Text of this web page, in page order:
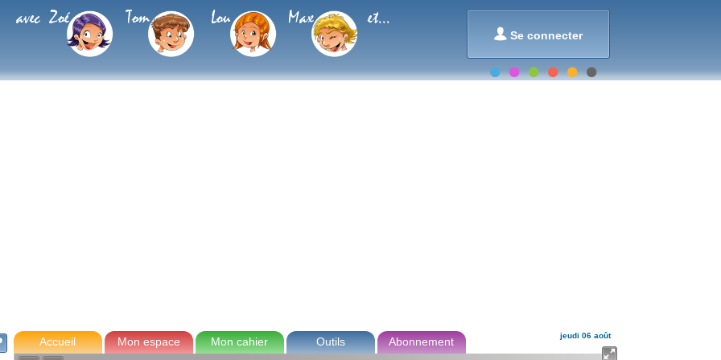
 Se connecter
avec Zoé Tom Lou Max et...
Accueil Mon espace Mon cahier Outils Abonnement jeudi 06 août
